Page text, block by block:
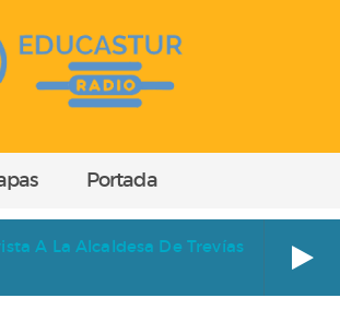
Portada
A La Alcaldesa De Trevías